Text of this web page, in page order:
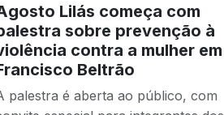
Lilás começa com
sobre prevenção à
contra a mulher em
Beltrão
palestra é aberta ao público, com